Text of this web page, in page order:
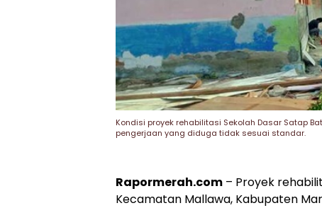
Kondisi proyek rehabilitasi Sekolah Dasar Satap
pengerjaan yang diduga tidak sesuai standar.
Rapormerah.com – Proyek
Kecamatan Mallawa, Kabupaten